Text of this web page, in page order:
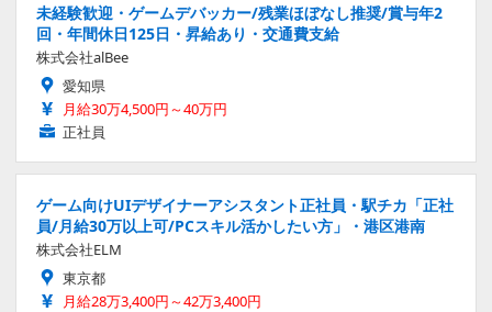
未経験歓迎・ゲームデバッカー/残業ほぼなし推奨/賞与年2
回・年間休日125日・昇給あり・交通費支給
株式会社alBee
愛知県
月給30万4,500円～40万円
正社員
ゲーム向けUIデザイナーアシスタント正社員・駅チカ「正社
員/月給30万以上可/PCスキル活かしたい方」・港区港南
株式会社ELM
東京都
月給28万3,400円～42万3,400円